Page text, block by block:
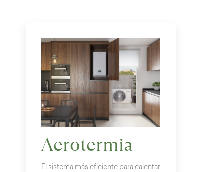
Aerotermia
El sistema más eficiente para calentar